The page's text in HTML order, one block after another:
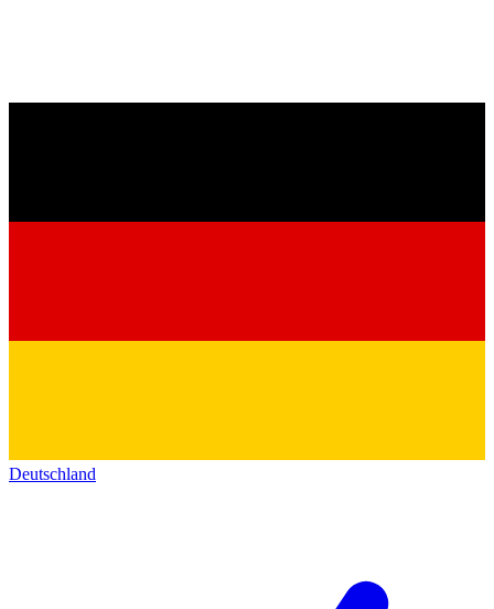
Deutschland